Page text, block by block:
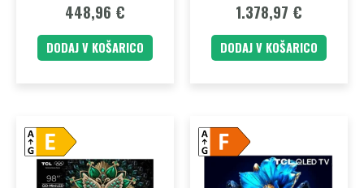
448,96 €
DODAJ V KOŠARICO
1.378,97 €
DODAJ V KOŠARICO